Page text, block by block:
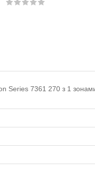
Series 7361 270 з 1 зонами